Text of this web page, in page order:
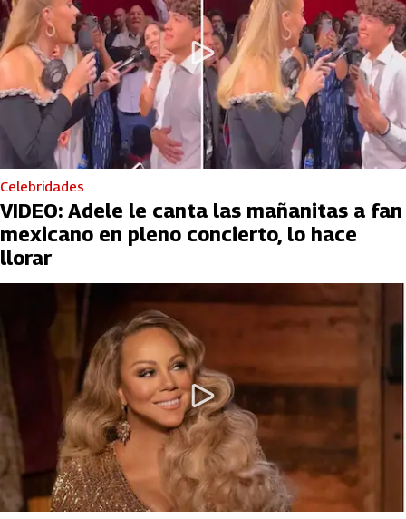
Celebridades
VIDEO: Adele le canta las mañanitas a fan
mexicano en pleno concierto, lo hace
llorar